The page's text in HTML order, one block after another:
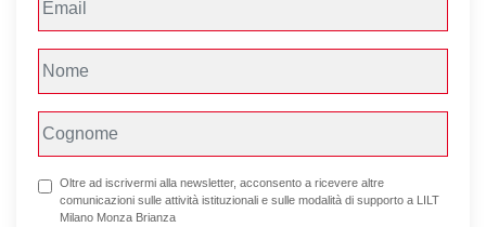
Oltre ad iscrivermi alla newsletter, acconsento a ricevere altre
comunicazioni sulle attività istituzionali e sulle modalità di supporto a LILT
Milano Monza Brianza